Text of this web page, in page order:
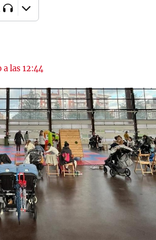
las 12:44